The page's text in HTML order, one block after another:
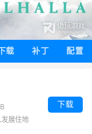
载 补丁 配置
展住地
下载